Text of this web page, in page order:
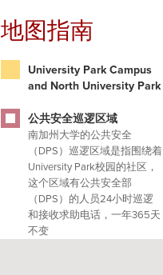
地图指南
University Park Campus
and North University Park
公共安全巡逻区域
南加州大学的公共安全
（DPS）巡逻区域是指围绕着
University Park校园的社区，
这个区域有公共安全部
（DPS）的人员24小时巡逻
和接收求助电话，一年365天
不变